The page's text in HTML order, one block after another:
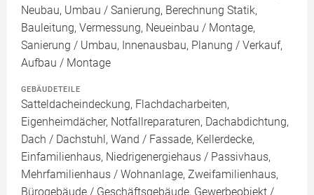
Neubau, Umbau / Sanierung, Berechnung Statik,
Bauleitung, Vermessung, Neueinbau / Montage,
Sanierung / Umbau, Innenausbau, Planung / Verkauf,
Aufbau / Montage
GEBÄUDETEILE
Satteldacheindeckung, Flachdacharbeiten,
Eigenheimdächer, Notfallreparaturen, Dachabdichtung,
Dach / Dachstuhl, Wand / Fassade, Kellerdecke,
Einfamilienhaus, Niedrigenergiehaus / Passivhaus,
Mehrfamilienhaus / Wohnanlage, Zweifamilienhaus,
Bürogebäude / Geschäftsgebäude, Gewerbeobjekt /